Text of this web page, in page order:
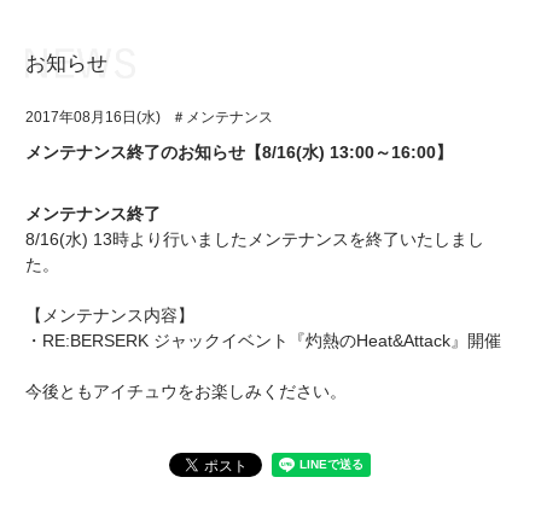
アプリゲーム
ミュージック
ユニット&キャラクター
イベント・キャンペーン
お知らせ
2017年08月16日(水) ＃メンテナンス
メンテナンス終了のお知らせ【8/16(水) 13:00～16:00】
メンテナンス終了
8/16(水) 13時より行いましたメンテナンスを終了いたしまし
た。
【メンテナンス内容】
・RE:BERSERK ジャックイベント『灼熱のHeat&Attack』開催
今後ともアイチュウをお楽しみください。